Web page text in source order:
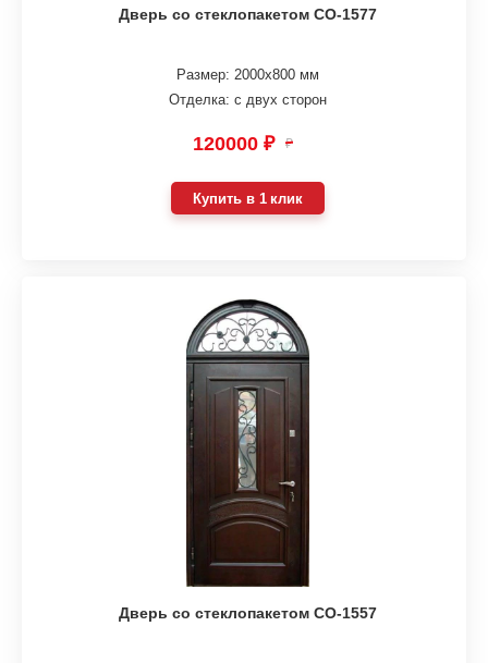
Дверь со стеклопакетом СО-1577
Размер: 2000х800 мм
Отделка: с двух сторон
120000 ₽ ₽
Купить в 1 клик
Дверь со стеклопакетом СО-1557